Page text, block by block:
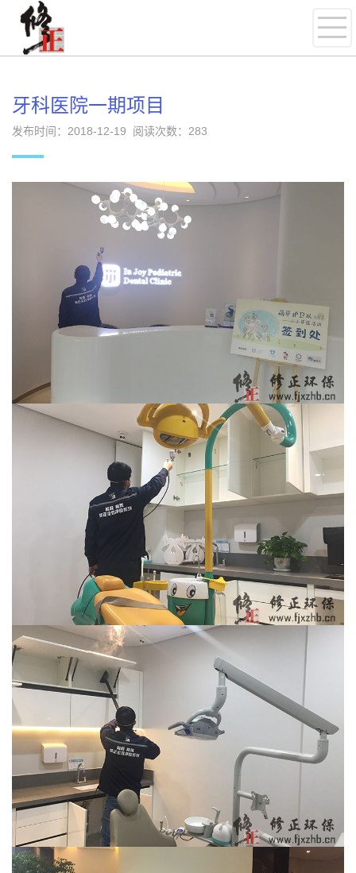
牙科医院一期项目
发布时间：2018-12-19 阅读次数： 283